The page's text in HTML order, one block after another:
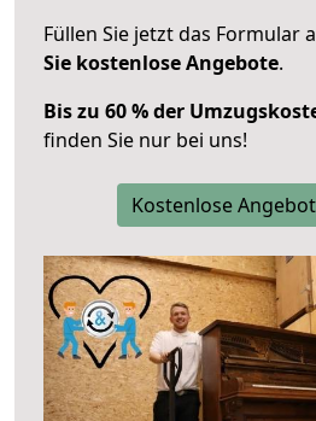
Füllen Sie jetzt das Formular
Sie kostenlose Angebote.
Bis zu 60 % der
finden Sie nur bei uns!
Kostenlose